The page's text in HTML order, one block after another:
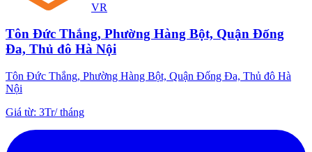
VR
Tôn Đức Thắng, Phường Hàng Bột, Quận Đống
Đa, Thủ đô Hà Nội
Tôn Đức Thắng, Phường Hàng Bột, Quận Đống Đa, Thủ đô Hà
Nội
Giá từ: 3Tr/tháng